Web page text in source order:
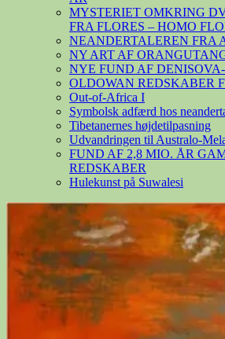
MYSTERIET OMKRING
FRA FLORES – HOMO
NEANDERTALEREN FRA
NY ART AF
NYE FUND AF
OLDOWAN REDSKABER
Out-of-Africa I
Symbolsk adfærd hos
Tibetanernes højdetilpasning
Udvandringen til Australo-
FUND AF 2,8 MIO. ÅR
REDSKABER
Hulekunst på Suwalesi